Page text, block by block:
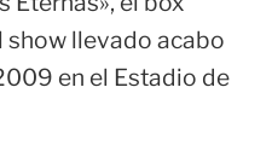
llevado acabo
en el Estadio de